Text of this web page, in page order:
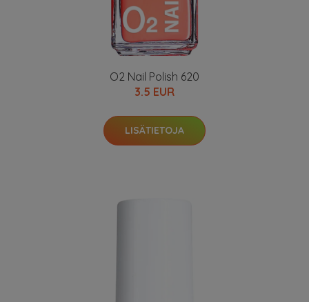
O2 Nail Polish 620
3.5 EUR
LISÄTIETOJA